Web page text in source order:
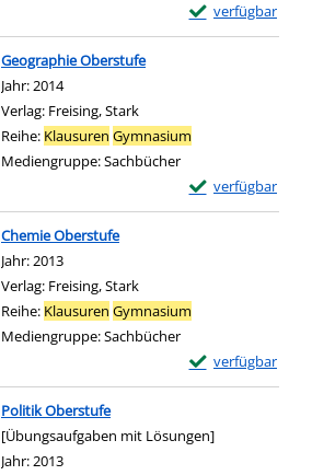
verfügbar
Exemplar-Details
Zum Download
Geographie Oberstufe
Suche nach diesem Verfasser
Jahr:2014
Verlag: Freising, Stark
Reihe: Klausuren Gymnasium
Mediengruppe:Sachbücher
verfügbar
Exemplar-Details
Zum Download
Chemie Oberstufe
Suche nach diesem Verfasser
Jahr:2013
Verlag: Freising, Stark
Reihe: Klausuren Gymnasium
Mediengruppe:Sachbücher
verfügbar
Exemplar-Details
Zum Download
Politik Oberstufe
[Übungsaufgaben mit Lösungen]
Suche nach diesem Verfasser
Jahr:2013